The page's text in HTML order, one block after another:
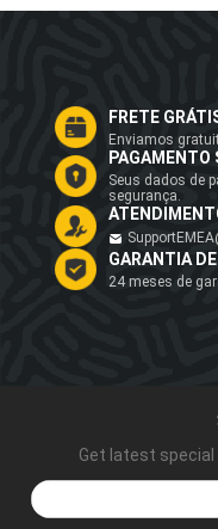
FRETE
Enviamos
PAGAMENTO
Seus dados de
segurança.
GARANTIA
24 meses de
Get latest